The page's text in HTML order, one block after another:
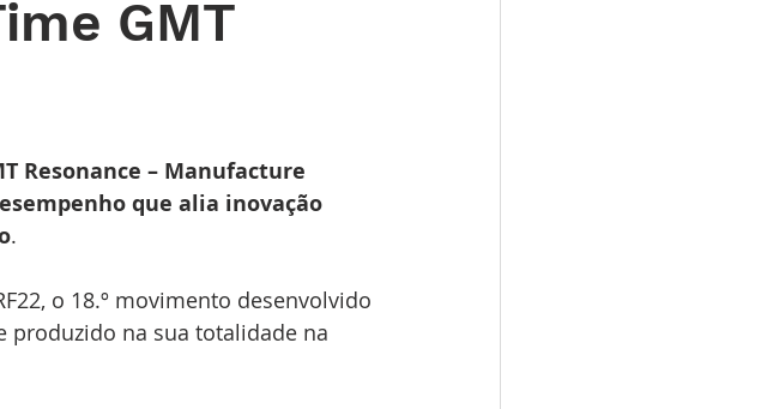
GMT
Resonance – Manufacture
que alia inovação
.
o 18.º movimento desenvolvido
produzido na sua totalidade na